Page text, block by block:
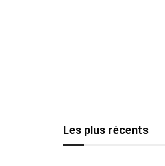
Les plus récents